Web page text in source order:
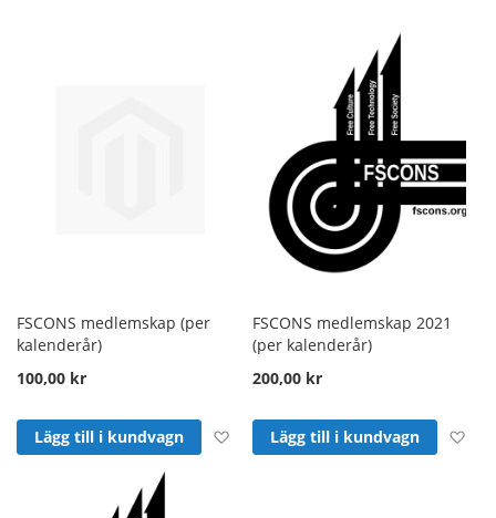
FSCONS medlemskap (per
kalenderår)
100,00 kr
Lägg till i kundvagn Lägg till i önskelista
FSCONS medlemskap 2021
(per kalenderår)
200,00 kr
Lägg till i kundvagn